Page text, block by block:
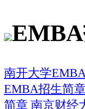
南开大学
EMBA招生简章
简章 南京财经